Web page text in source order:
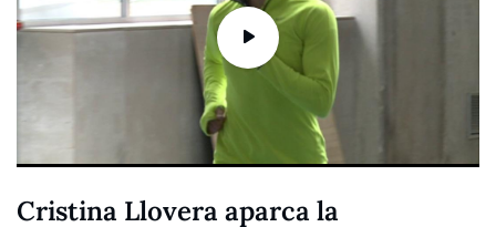
Cristina Llovera aparca la